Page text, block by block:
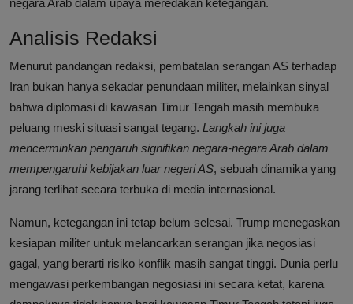
negara Arab dalam upaya meredakan ketegangan.
Analisis Redaksi
Menurut pandangan redaksi, pembatalan serangan AS terhadap
Iran bukan hanya sekadar penundaan militer, melainkan sinyal
bahwa diplomasi di kawasan Timur Tengah masih membuka
peluang meski situasi sangat tegang. Langkah ini juga
mencerminkan pengaruh signifikan negara-negara Arab dalam
mempengaruhi kebijakan luar negeri AS, sebuah dinamika yang
jarang terlihat secara terbuka di media internasional.
Namun, ketegangan ini tetap belum selesai. Trump menegaskan
kesiapan militer untuk melancarkan serangan jika negosiasi
gagal, yang berarti risiko konflik masih sangat tinggi. Dunia perlu
mengawasi perkembangan negosiasi ini secara ketat, karena